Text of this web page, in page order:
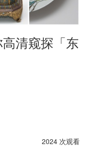
清窥探「东
2024 次观看